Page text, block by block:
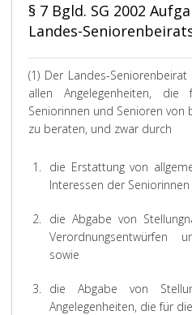
§ 7 Bgld. SG 2002
Landes-
(1) Der Landes-
allen Angelegenheiten, die
Seniorinnen und Senioren
zu beraten, und zwar durch
1. die Erstattung von
Interessen der
2. die Abgabe von
Verordnungsentwürfen
sowie
3. die Abgabe von
Angelegenheiten, die für